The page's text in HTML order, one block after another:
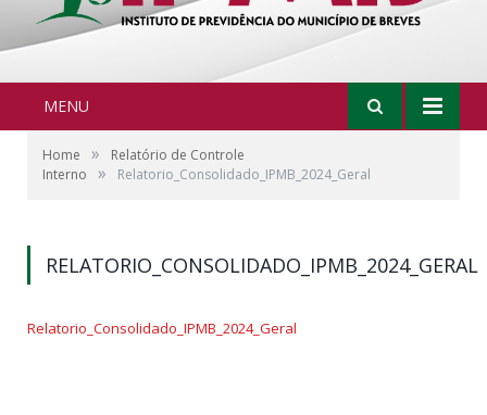
MENU
Home »
Relatório de Controle
Interno
» Relatorio_Consolidado_IPMB_2024_Geral
RELATORIO_CONSOLIDADO_IPMB_2024_GERAL
Relatorio_Consolidado_IPMB_2024_Geral